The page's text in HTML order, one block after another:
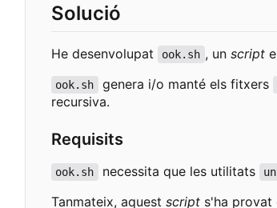
Solució
He desenvolupat ook.sh , un script
ook.sh genera i/o manté els fitxers
recursiva.
Requisits
ook.sh necessita que les utilitats
Tanmateix, aquest script s'ha provat